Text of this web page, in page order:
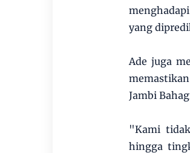
yang
Ade juga
Jambi
"Kami
hingga